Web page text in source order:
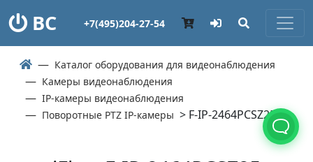
ВС +7(495)204-27-54
Каталог оборудования для видеонаблюдения
Камеры видеонаблюдения
IP-камеры видеонаблюдения
Поворотные PTZ IP-камеры > F-IP-2464PCSZ25